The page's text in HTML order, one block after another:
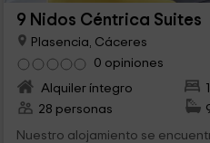
9 Nidos Céntrica Suites
Plasencia, Cáceres
0 opiniones
Alquiler íntegro
28 personas
Nuestro alojamiento se